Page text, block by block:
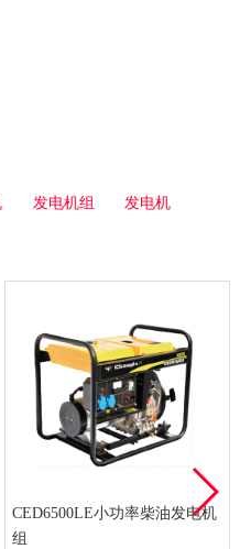
发电机组 发电机
CED6500LE小功率柴油发电机
组